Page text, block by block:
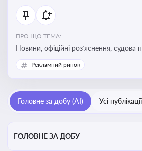
ПРО ЩО ТЕМА:
Новини, офіційні роз’яснення, судова
експертні матеріали, що стосуються
права, реєстрації та захисту
власності, а також змін у
Рекламний ринок
Головне за добу (AI) Усі публікації
ГОЛОВНЕ ЗА ДОБУ